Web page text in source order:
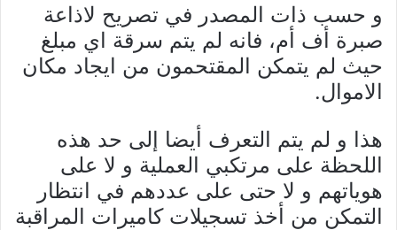
و حسب ذات المصدر في تصريح لاذاعة
صبرة أف أم، فانه لم يتم سرقة اي مبلغ
حيث لم يتمكن المقتحمون من ايجاد مكان
الاموال.
هذا و لم يتم التعرف أيضا إلى حد هذه
اللحظة على مرتكبي العملية و لا على
هوياتهم و لا حتى على عددهم في انتظار
التمكن من أخذ تسجيلات كاميرات المراقبة